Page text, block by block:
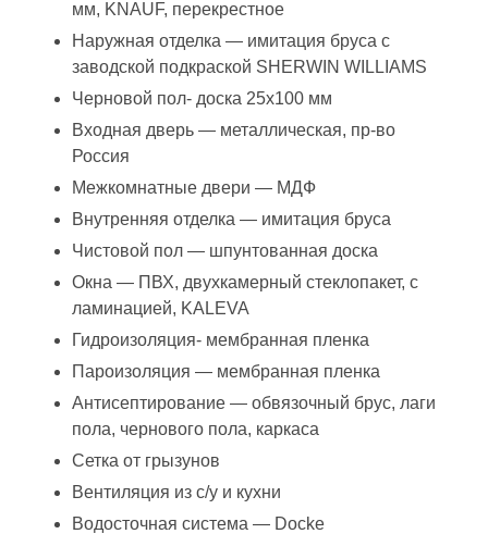
мм, KNAUF, перекрестное
Наружная отделка — имитация бруса с
заводской подкраской SHERWIN WILLIAMS
Черновой пол- доска 25х100 мм
Входная дверь — металлическая, пр-во
Россия
Межкомнатные двери — МДФ
Внутренняя отделка — имитация бруса
Чистовой пол — шпунтованная доска
Окна — ПВХ, двухкамерный стеклопакет, с
ламинацией, KALEVA
Гидроизоляция- мембранная пленка
Пароизоляция — мембранная пленка
Антисептирование — обвязочный брус, лаги
пола, чернового пола, каркаса
Сетка от грызунов
Вентиляция из с/у и кухни
Водосточная система — Docke